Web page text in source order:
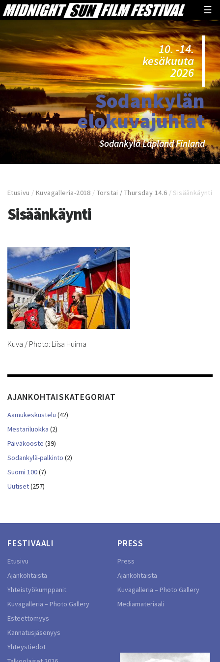
☰
10. -14.
kesäkuuta
2026
Sodankylän
elokuvajuhlat
Sodankylä Lapland Finland
Etusivu /Kuvagalleria-2018 /Torstai / Thursday 14.6 / Sisäänkäynti
Sisäänkäynti
Kuva / Photo: Liisa Huima
AJANKOHTAISKATEGORIAT
Aamukeskustelu (42)
Mestariluokka (2)
Päiväkooste (39)
Sodankylä-palkinto (2)
Suomi 100(7)
Uutiset(257)
FESTIVAALI
Etusivu
Ajankohtaista
Yhteistyökumppanit
Kuvagalleria – Photo Gallery
Esteettömyys
Kannatusjäsenyys
Yhteystiedot
PRESS
Press
Ajankohtaista
Kuvagalleria – Photo Gallery
Mediamateriaali